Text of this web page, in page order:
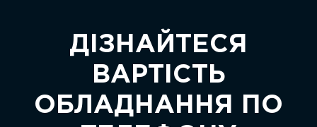
ДІЗНАЙТЕСЯ
ВАРТІСТЬ
ОБЛАДНАННЯ ПО